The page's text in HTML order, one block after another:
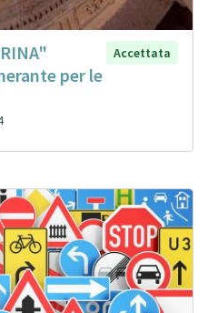
per le
Accettata